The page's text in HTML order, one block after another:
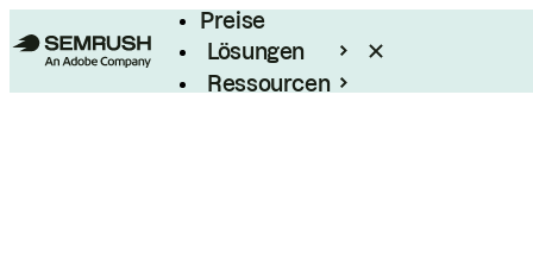
Preise
Lösungen
Ressourcen